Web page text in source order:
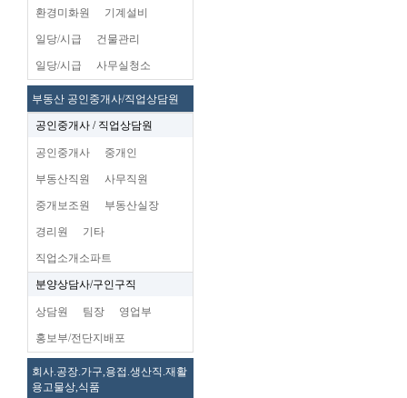
환경미화원 기계설비
일당/시급 건물관리
일당/시급 사무실청소
부동산 공인중개사/직업상담원
공인중개사 / 직업상담원
공인중개사 중개인
부동산직원 사무직원
중개보조원 부동산실장
경리원 기타
직업소개소파트
분양상담사/구인구직
상담원 팀장 영업부
홍보부/전단지배포
회사.공장.가구,용접.생산직.재활
용고물상,식품